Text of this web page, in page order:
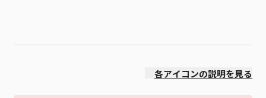
各アイコンの説明を見る